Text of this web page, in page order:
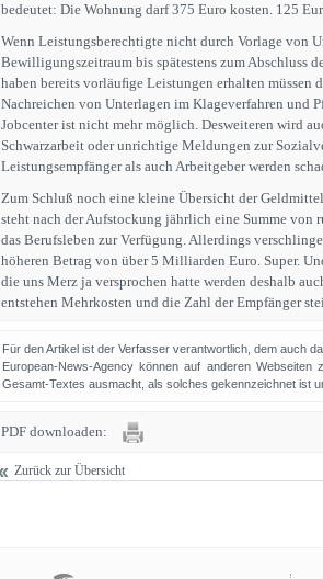
bedeutet: Die Wohnung darf 375 Euro kosten. 125
Wenn Leistungsberechtigte nicht durch Vorlage von
Bewilligungszeitraum bis spätestens zum Abschluss
haben bereits vorläuﬁge Leistungen erhalten müssen
Nachreichen von Unterlagen im Klageverfahren und
Jobcenter ist nicht mehr möglich. Desweiteren wird
Schwarzarbeit oder unrichtige Meldungen zur
Leistungsempfänger als auch Arbeitgeber werden
Zum Schluß noch eine kleine Übersicht der
steht nach der Aufstockung jährlich eine Summe
das Berufsleben zur Verfügung. Allerdings
höheren Betrag von über 5 Milliarden Euro. Super.
die uns Merz ja versprochen hatte werden deshalb
entstehen Mehrkosten und die Zahl der Empfänger
Für den Artikel ist der Verfasser verantwortlich, dem auch
European-News-Agency können auf anderen
Gesamt-Textes ausmacht, als solches gekennzeichnet ist
PDF downloaden:
Zurück zur Übersicht